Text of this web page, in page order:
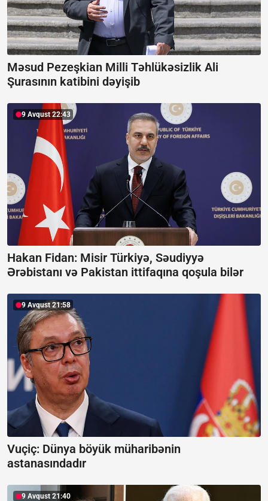
Məsud Pezeşkian Milli Təhlükəsizlik Ali
Şurasının katibini dəyişib
9 Avqust 22:43
Hakan Fidan: Misir Türkiyə, Səudiyyə
Ərəbistanı və Pakistan ittifaqına qoşula bilər
9 Avqust 21:58
Vuçiç: Dünya böyük müharibənin
astanasındadır
9 Avqust 21:40